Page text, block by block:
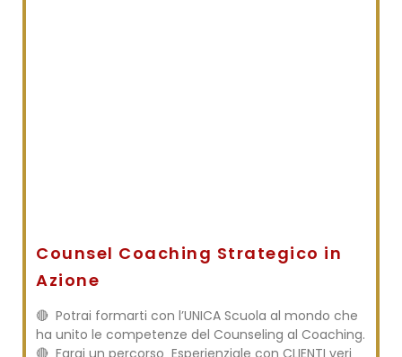
Counsel Coaching Strategico in
Azione
🔴 Potrai formarti con l’UNICA Scuola al mondo che
ha unito le competenze del Counseling al Coaching.